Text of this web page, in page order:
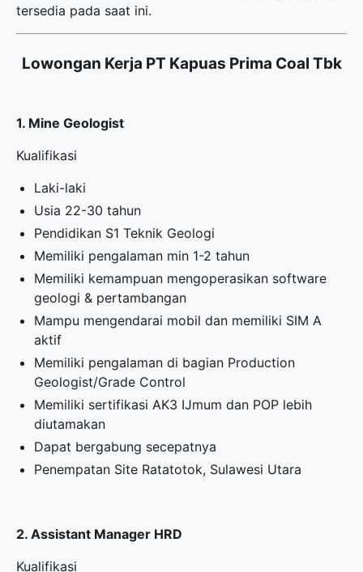
tersedia pada saat ini.
Lowongan Kerja PT Kapuas Prima Coal Tbk
1. Mine Geologist
Kualifikasi
Laki-laki
Usia 22-30 tahun
Pendidikan S1 Teknik Geologi
Memiliki pengalaman min 1-2 tahun
Memiliki kemampuan mengoperasikan software
geologi & pertambangan
Mampu mengendarai mobil dan memiliki SIM A
aktif
Memiliki pengalaman di bagian Production
Geologist/Grade Control
Memiliki sertifikasi AK3 IJmum dan POP lebih
diutamakan
Dapat bergabung secepatnya
Penempatan Site Ratatotok, Sulawesi Utara
2. Assistant Manager HRD
Kualifikasi